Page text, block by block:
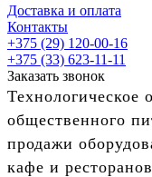
Доставка и оплата
Контакты
+375 (29) 120-00-16
+375 (33) 623-11-11
Заказать звонок
Технологическое
общественного
продажи
кафе и